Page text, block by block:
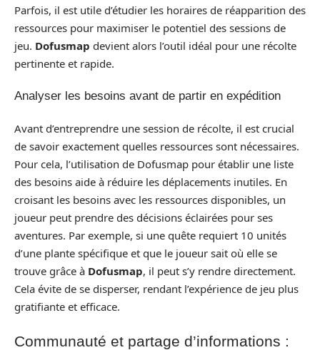
Parfois, il est utile d’étudier les horaires de réapparition des
ressources pour maximiser le potentiel des sessions de
jeu. Dofusmap devient alors l’outil idéal pour une récolte
pertinente et rapide.
Analyser les besoins avant de partir en expédition
Avant d’entreprendre une session de récolte, il est crucial
de savoir exactement quelles ressources sont nécessaires.
Pour cela, l’utilisation de Dofusmap pour établir une liste
des besoins aide à réduire les déplacements inutiles. En
croisant les besoins avec les ressources disponibles, un
joueur peut prendre des décisions éclairées pour ses
aventures. Par exemple, si une quête requiert 10 unités
d’une plante spécifique et que le joueur sait où elle se
trouve grâce à Dofusmap, il peut s’y rendre directement.
Cela évite de se disperser, rendant l’expérience de jeu plus
gratifiante et efficace.
Communauté et partage d’informations :